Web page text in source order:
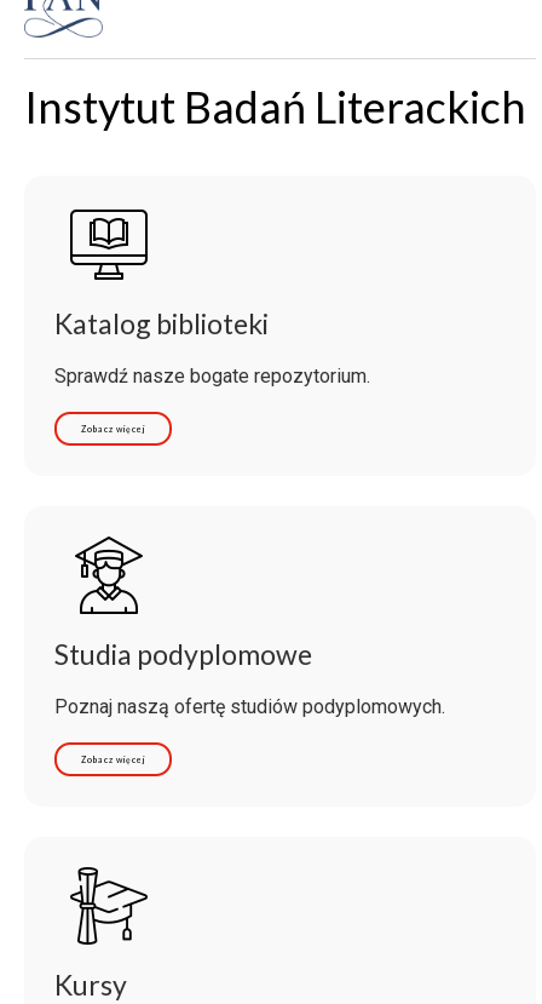
Instytut Badań Literackich
Katalog biblioteki
Sprawdź nasze bogate repozytorium.
Zobacz więcej
Studia podyplomowe
Poznaj naszą ofertę studiów podyplomowych.
Zobacz więcej
Kursy